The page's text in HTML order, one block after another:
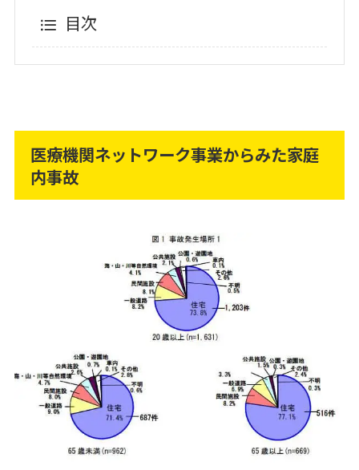
目次
医療機関ネットワーク事業からみた家庭
内事故